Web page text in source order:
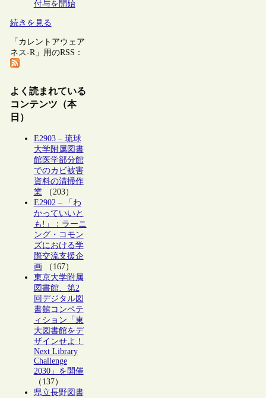
付与を開始
続きを見る
「カレントアウェア
ネス-R」用のRSS：
よく読まれている
コンテンツ（本
日）
E2903 – 琉球
大学附属図書
館医学部分館
でのカビ被害
資料の清掃作
業（203）
E2902 – 「わ
かっていいと
も!」：ラーニ
ング・コモン
ズにおける学
際交流支援企
画 （167）
東京大学附属
図書館、第2
回デジタル図
書館コンペテ
ィション「東
大図書館をデ
ザインせよ！
Next Library
Challenge
2030」を開催
（137）
県立長野図書